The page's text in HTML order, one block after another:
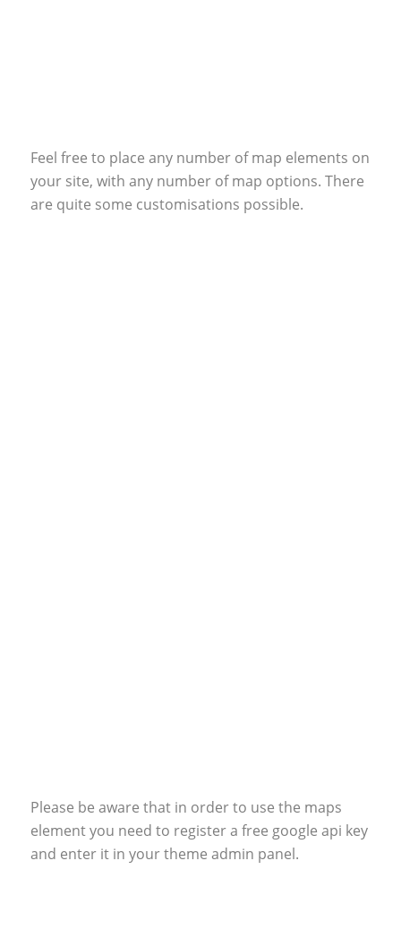
Feel free to place any number of map elements on
your site, with any number of map options. There
are quite some customisations possible.
Please be aware that in order to use the maps
element you need to register a free google api key
and enter it in your theme admin panel.